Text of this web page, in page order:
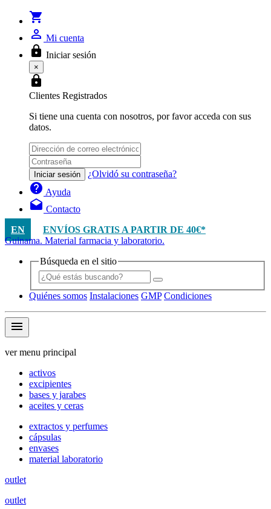
shopping_cart
person_outline Mi cuenta
lock Iniciar sesión
×
lock
Clientes Registrados
Si tiene una cuenta con nosotros, por favor acceda con sus
datos.
Iniciar sesión ¿Olvidó su contraseña?
help Ayuda
drafts Contacto
EN
ENVÍOS GRATIS A PARTIR DE 40€*
Guinama. Material farmacia y laboratorio.
Búsqueda en el sitio
Quiénes somos Instalaciones GMP Condiciones
menu
ver menu principal
activos
excipientes
bases y jarabes
aceites y ceras
extractos y perfumes
cápsulas
envases
material laboratorio
outlet
outlet